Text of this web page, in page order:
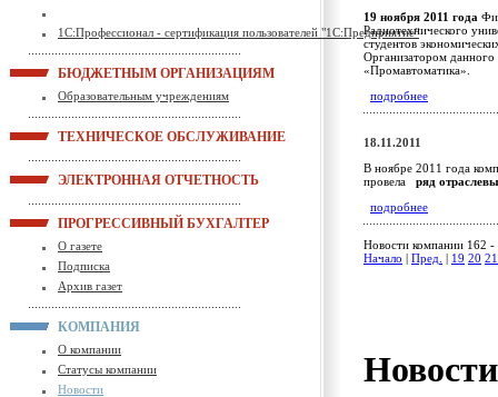
1С:Профессионал - сертификация пользователей "1С:Предприятие"
БЮДЖЕТНЫМ ОРГАНИЗАЦИЯМ
Образовательным учреждениям
ТЕХНИЧЕСКОЕ ОБСЛУЖИВАНИЕ
ЭЛЕКТРОННАЯ ОТЧЕТНОСТЬ
ПРОГРЕССИВНЫЙ БУХГАЛТЕР
О газете
Подписка
Архив газет
КОМПАНИЯ
О компании
Статусы компании
Новости
19 ноября 2011 года
Радиотехнического
студентов
Организатором данного
«Промавтоматика».
подробнее
18.11.2011
В ноябре 2011 года
провела
ряд
подробнее
Новости компании 162 -
Начало
Пред. 19 20 21